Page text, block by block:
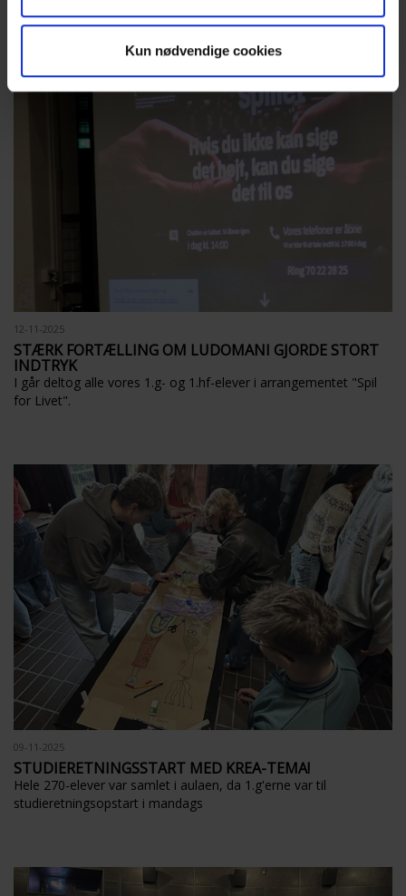
Kun nødvendige cookies
12-11-2025
STÆRK FORTÆLLING OM LUDOMANI GJORDE STORT
INDTRYK
I går deltog alle vores 1.g- og 1.hf-elever i arrangementet "Spil
for Livet".
09-11-2025
STUDIERETNINGSSTART MED KREA-TEMA!
Hele 270-elever var samlet i aulaen, da 1.g'erne var til
studieretningsopstart i mandags